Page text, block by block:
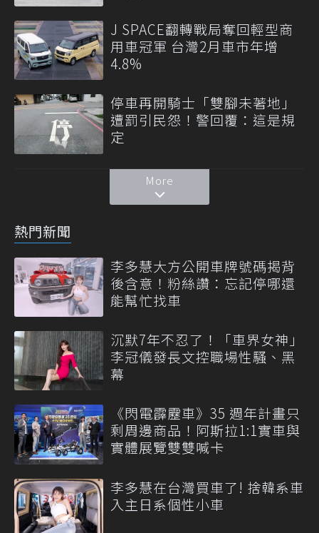
J SPACE翻轉戰局奪回輕型商
用車冠軍 台灣2月車市年增
4.8%
停車再開騎士「雙腳未著地」
遭罰引民怨！警回覆：這是規
定
More
熱門新聞
李多慧大方公開車牌號碼揭背
後含意！粉絲讚：忘記停哪還
能幫忙找車
沉默7年不忍了！「車界女神」
李冠儀發長文控職場性騷、黑
幕
《閃電霹靂車》35 週年計畫只
剩周邊商品！阿斯拉1:1實車與
實體展覽雙雙喊卡
李多慧在台灣買車了! 捨韓系車
入主日系個性小車